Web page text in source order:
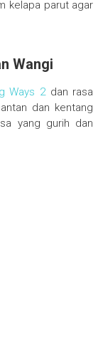
kelapa parut agar
Wangi
Ways 2dan rasa
dan kentang
yang gurih dan